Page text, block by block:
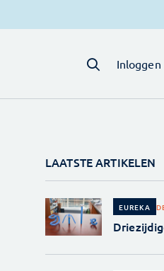
Inloggen
LAATSTE ARTIKELEN
EUREKA